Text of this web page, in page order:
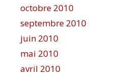
octobre 2010
septembre 2010
juin 2010
mai 2010
avril 2010